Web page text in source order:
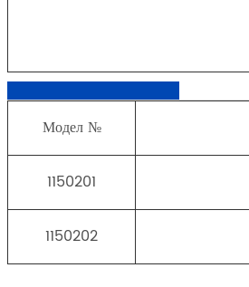
Модел №
1150201
1150202